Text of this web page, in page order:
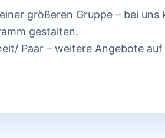
größeren Gruppe – bei uns
gestalten.
Paar – weitere Angebote